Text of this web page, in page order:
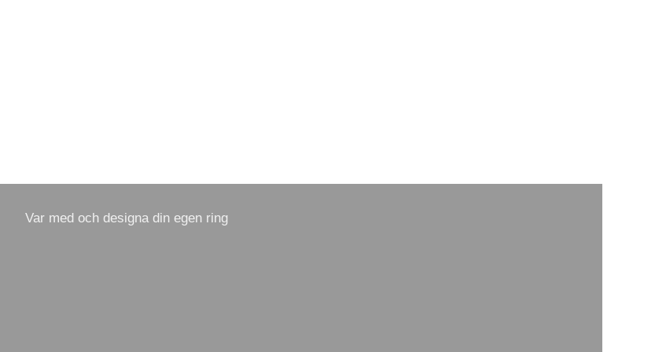
Var med och designa din egen ring